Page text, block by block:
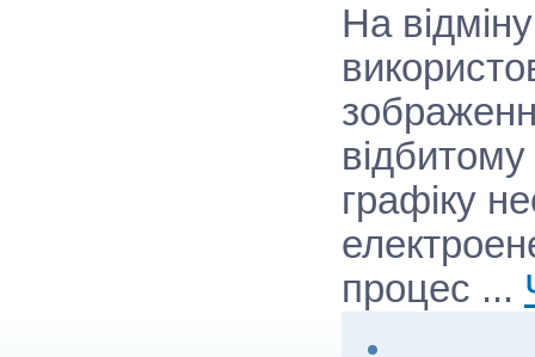
На
відбитому
графіку
процес ...